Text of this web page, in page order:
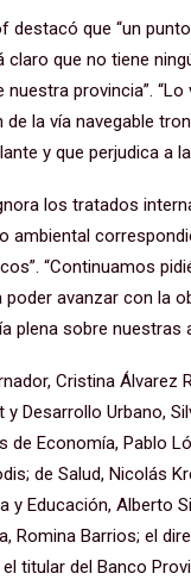
destacó que “un
que no tiene
provincia”.
la vía navegable
y que perjudica a
los tratados
ambiental
“Continuamos
avanzar con la
plena sobre nuestras
Cristina Álvarez
Desarrollo Urbano,
Economía, Pablo
de Salud, Nicolás
y Educación, Alberto
Romina Barrios; el
titular del Banco